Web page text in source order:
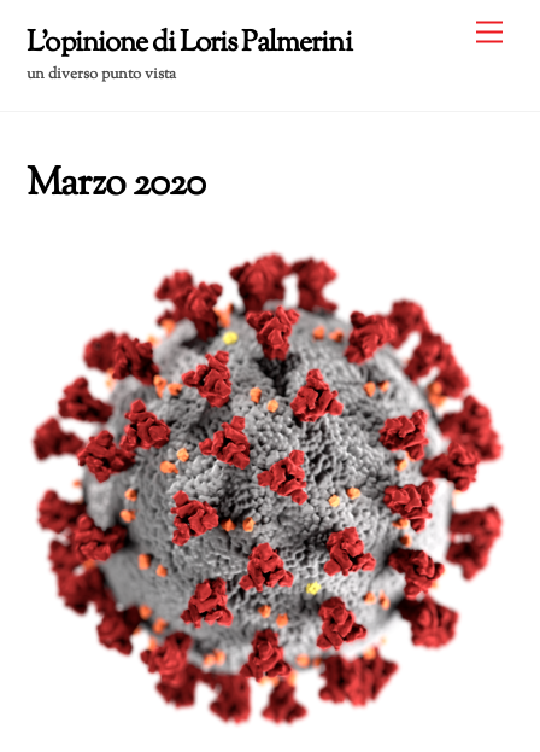
content
L'opinione di Loris Palmerini
un diverso punto vista
Marzo 2020